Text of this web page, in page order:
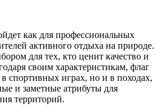
как для профессиональных
активного отдыха на природе.
для тех, кто ценит качество и
своим характеристикам, флаг
в спортивных играх, но и в походах,
и заметные атрибуты для
территорий.